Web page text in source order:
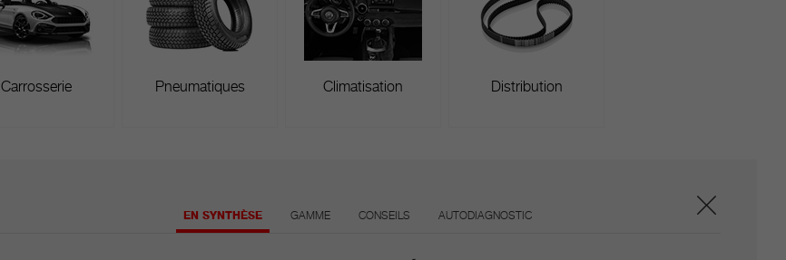
EN SYNTHÈSE GAMME CONSEILS AUTODIAGNOSTIC
Carrosserie Pneumatiques Climatisation Distribution